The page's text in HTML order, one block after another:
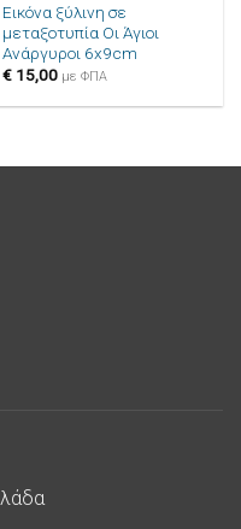
Εικόνα ξύλινη σε
μεταξοτυπία Οι Άγιοι
Ανάργυροι 6x9cm
€ 15,00 με ΦΠΑ